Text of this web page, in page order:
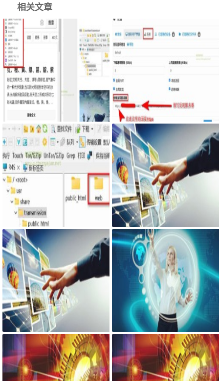
相关文章
Google Chrome浏览器右侧边栏嵌
服务器搭建syncthing客户端，自
己私有syncthing发现服务器和中
继服务器
最新固件里transmission页面提示
Couldn't find Transmission's web
interface files错误
网页添加密码访问JS代码
宝塔面板搭建可道云 可访问系统
目录方法
AdGuard Home和网站共存安装方